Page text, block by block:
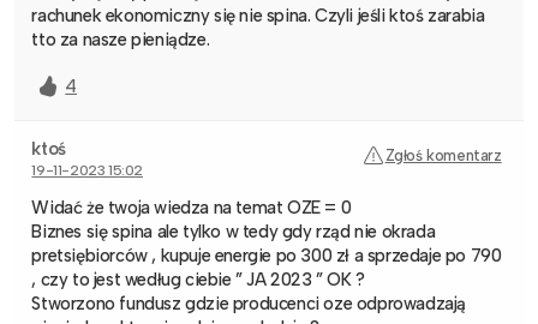
rachunek ekonomiczny się nie spina. Czyli jeśli ktoś zarabia
tto za nasze pieniądze.
4
ktoś
19-11-2023 15:02
Zgłoś komentarz
Widać że twoja wiedza na temat OZE = 0
Biznes się spina ale tylko w tedy gdy rząd nie okrada
pretsiębiorców , kupuje energie po 300 zł a sprzedaje po 790
, czy to jest według ciebie ” JA 2023 ” OK ?
Stworzono fundusz gdzie producenci oze odprowadzają